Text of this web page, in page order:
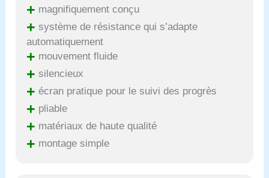
+ magnifiquement conçu
+ système de résistance qui s’adapte
automatiquement
+ mouvement fluide
+ silencieux
+ écran pratique pour le suivi des progrès
+ pliable
+ matériaux de haute qualité
+ montage simple